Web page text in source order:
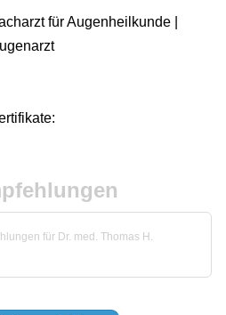
für Augenheilkunde |
für Dr. med. Thomas H.